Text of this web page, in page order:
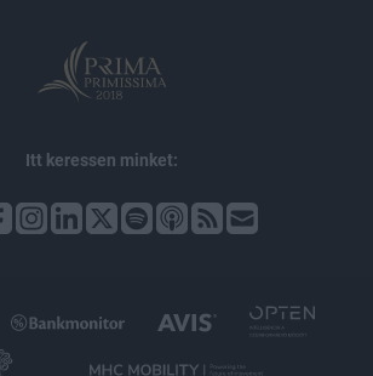
Itt keressen minket: